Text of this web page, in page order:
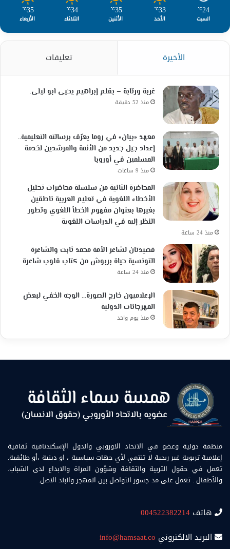
24
℃
السبت
33
℃
الأحد
35
℃
الأثنين
34
℃
الثلاثاء
35
℃
الأربعاء
الأخيرة تعليقات
غربة ورتابة – بقلم إبراهيم يحيى ابو ليلى.
منذ 52 دقيقة
معهد «بيان» في روما يعرّف برسالته التعليمية..
إعداد جيل جديد من الأئمة والمرشدين لخدمة
المسلمين في أوروبا
منذ 9 ساعات
المحاضرة الثانية من سلسلة محاضرات تحليل
الأخطاء اللغوية في تعليم العربية ناطقين
بغيرها بعنوان مفهوم الخطأ اللغوي وتطور
النظر إليه في الدراسات اللغوية
منذ 24 ساعة
قصيدتان لشاعر الأمة محمد ثابت والشاعرة
التونسية حياة بربوش من كتاب قلوب شاعرة
منذ 24 ساعة
الإعلاميون خارج الصورة… الوجه الخفي لبعض
المهرجانات الدولية
منذ يوم واحد
منظمة دولية وعضو في الاتحاد الاوروبي والدول الإسكندنافية ثقافية
إعلامية تربوية غير ربحية لا تنتمي لأي جهات سياسية ، او دينية ،أو طائفية.
تعمل في حقول التربية والثقافة وشؤون المراة والابداع لدى الشباب.
والأطفال . تعمل على مد جسور التواصل بين المهجر والبلد الاصل.
هاتف 004522382214
البريد الالكتروني info@hamsaat.co